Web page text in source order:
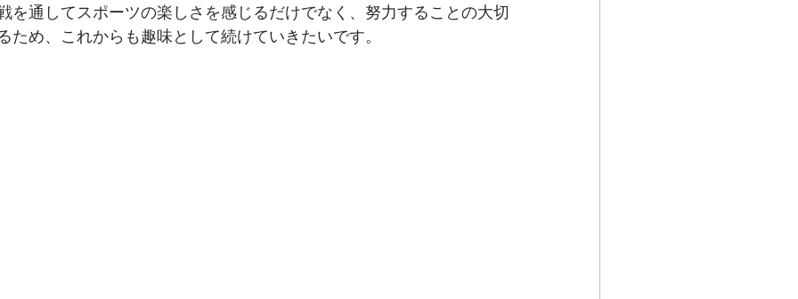
を通してスポーツの楽しさを感じるだけでなく、努力することの大切
ため、これからも趣味として続けていきたいです。